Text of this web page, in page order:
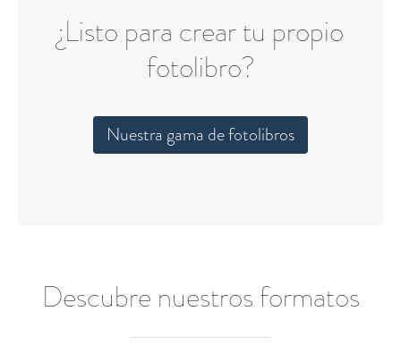
¿Listo para crear tu propio
fotolibro?
Nuestra gama de fotolibros
Descubre nuestros formatos